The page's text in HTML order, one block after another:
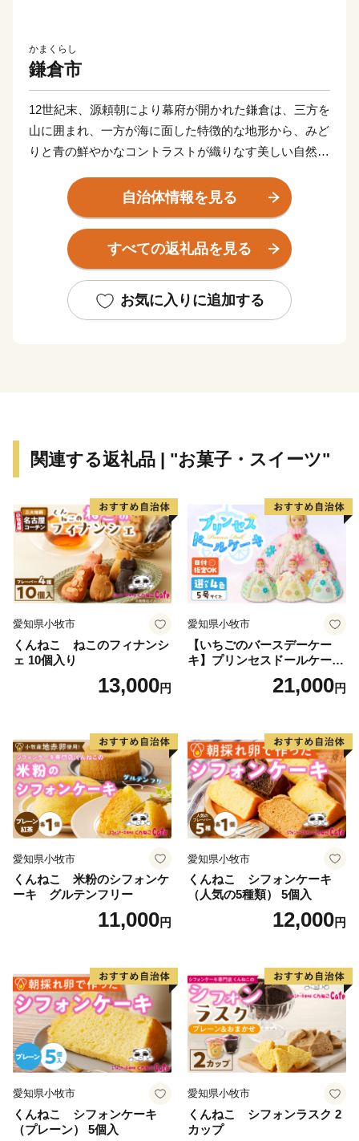
かまくらし
鎌倉市
12世紀末、源頼朝により幕府が開かれた鎌倉は、三方を
山に囲まれ、一方が海に面した特徴的な地形から、みど
りと青の鮮やかなコントラストが織りなす美しい自然景
そして、今も残る多くの神社仏閣などの歴史的遺産は、
長い年月のなかで守り続けられ、今日でも中世の社会を
支えた繁栄の歴史と華やかな文化を現在に伝えていま
鎌倉市では、先人たちから受け継いだ美しい自然景観や
鎌倉市は、総務大臣通知により、ふるさと納税の対象と
なる地方団体としての指定を受けております。
【担当課連絡先】
鎌倉市文化観光部産業課ふるさと寄附金担当
FAX 0467-23-8700
メール furusatokifu@city.kamakura.kanagawa.jp
自治体情報を見る
すべての返礼品を見る
お気に入りに追加する
関連する返礼品 | "お菓子・スイーツ"
愛知県小牧市
くんねこ ねこのフィナンシ
ェ 10個入り
13,000円
愛知県小牧市
【いちごのバースデーケー
キ】プリンセスドールケーキ
日時指定可 スイーツ デザー
ト 洋菓子 お取り寄せ 愛知県
デコレーションケーキ ホー
ルケーキ 人形 かわいい こど
も
21,000円
愛知県小牧市
くんねこ 米粉のシフォンケ
ーキ グルテンフリー
11,000円
愛知県小牧市
くんねこ シフォンケーキ
（人気の5種類） 5個入
12,000円
愛知県小牧市
くんねこ シフォンケーキ
（プレーン） 5個入
愛知県小牧市
くんねこ シフォンラスク 2
カップ